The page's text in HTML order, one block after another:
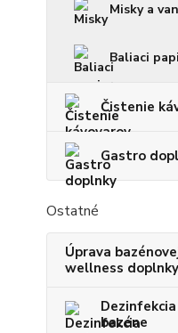
Misky a
Baliaci
Čistenie
Gastro
Ostatné
Úprava
wellness doplnky
bazéne